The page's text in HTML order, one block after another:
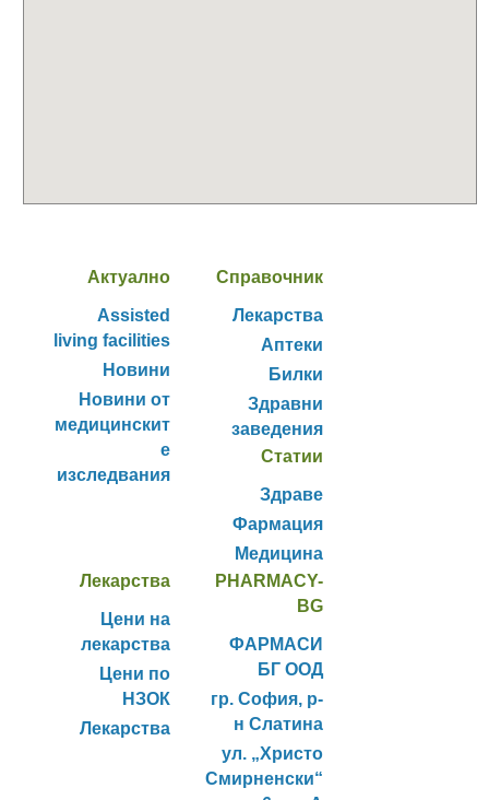
Актуално
Assisted
living facilities
Новини
Новини от
медицинскит
е
изследвания
Справочник
Лекарства
Аптеки
Билки
Здравни
заведения
Статии
Здраве
Фармация
Медицина
Лекарства
Цени на
лекарства
Цени по
НЗОК
Лекарства
PHARMACY-
BG
ФАРМАСИ
БГ ООД
гр. София, р-
н Слатина
ул. „Христо
Смирненски“